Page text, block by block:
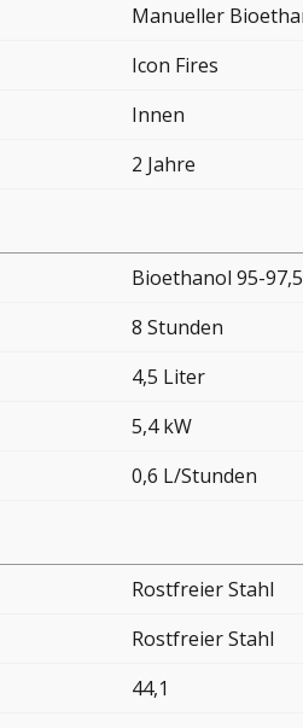
Manueller
Icon Fires
Innen
2 Jahre
Bioethanol 95-
8 Stunden
4,5 Liter
5,4 kW
0,6 L/Stunden
Rostfreier Stahl
Rostfreier Stahl
44,1